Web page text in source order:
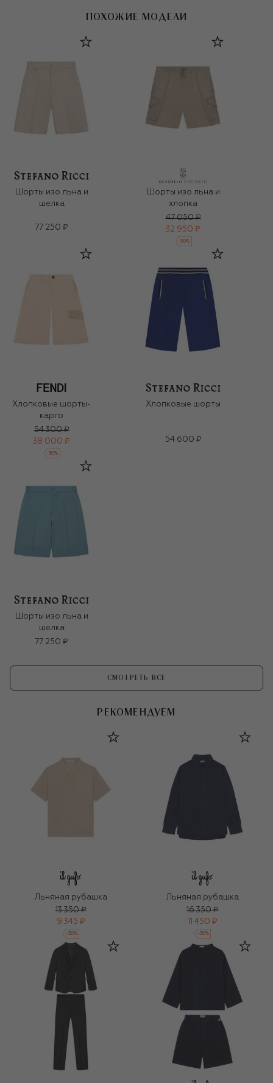
ПОХОЖИЕ МОДЕЛИ
Шорты изо льна и
шелка
77 250 ₽
Шорты изо льна и
хлопка
47 050 ₽
32 950 ₽
-30%
Хлопковые шорты-
карго
54 300 ₽
38 000 ₽
-30%
Хлопковые шорты
54 600 ₽
Шорты изо льна и
шелка
77 250 ₽
СМОТРЕТЬ ВСЕ
РЕКОМЕНДУЕМ
Льняная рубашка
13 350 ₽
9 345 ₽
-30%
Льняная рубашка
16 350 ₽
11 450 ₽
-30%